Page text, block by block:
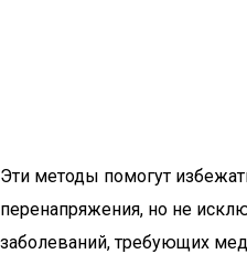
Эти методы помогут
перенапряжения, но не
заболеваний, требующих